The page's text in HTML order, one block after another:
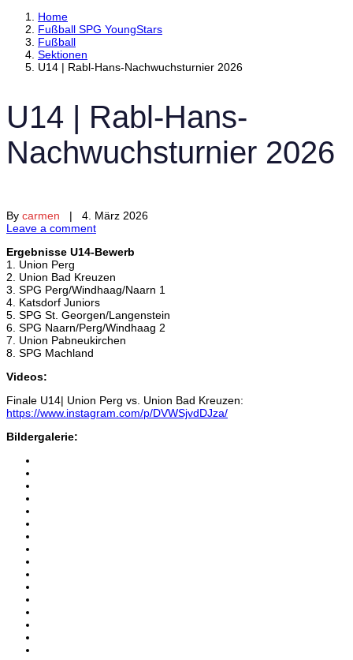
Home
Fußball SPG YoungStars
Fußball
Sektionen
U14 | Rabl-Hans-Nachwuchsturnier 2026
U14 | Rabl-Hans-
Nachwuchsturnier 2026
By carmen | 4. März 2026
Leave a comment
Ergebnisse U14-Bewerb
1. Union Perg
2. Union Bad Kreuzen
3. SPG Perg/Windhaag/Naarn 1
4. Katsdorf Juniors
5. SPG St. Georgen/Langenstein
6. SPG Naarn/Perg/Windhaag 2
7. Union Pabneukirchen
8. SPG Machland
Videos:
Finale U14| Union Perg vs. Union Bad Kreuzen:
https://www.instagram.com/p/DVWSjvdDJza/
Bildergalerie: